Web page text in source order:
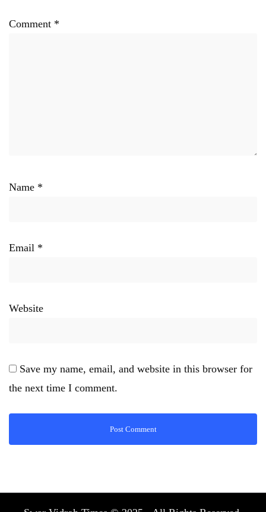
Comment *
Name *
Email *
Website
Save my name, email, and website in this browser for
the next time I comment.